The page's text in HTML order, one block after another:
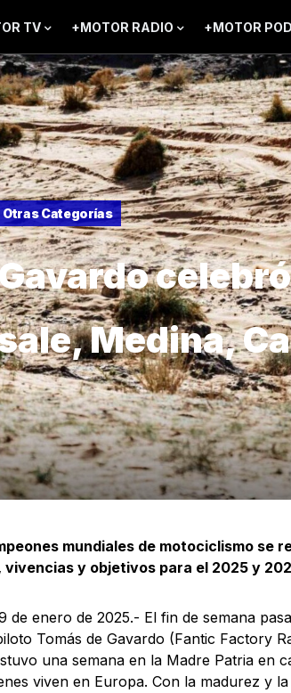
TV +MOTOR RADIO +MOTOR
Otras Categorías
Medina,
mundiales de motociclismo se
vivencias y objetivos para el 2025 y
de enero de 2025.- El fin de semana
Tomás de Gavardo (Fantic Factory
una semana en la Madre Patria en
viven en Europa. Con la madurez y